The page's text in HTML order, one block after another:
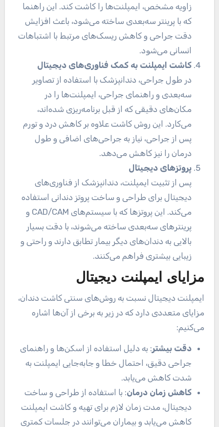
زاویه مشخص، ایمپلنت‌ها را کاشت کند. این راهنما
که با پرینتر سه‌بعدی ساخته می‌شود، باعث افزایش
دقت جراحی و کاهش ریسک‌های مرتبط با اشتباهات
انسانی می‌شود.
کاشت ایمپلنت به کمک فناوری‌های دیجیتال
در طول جراحی، دندانپزشک با استفاده از تصاویر
سه‌بعدی و راهنمای جراحی، ایمپلنت‌ها را در
مکان‌های دقیقی که از قبل برنامه‌ریزی شده‌اند،
می‌کارد. این روش کاشت علاوه بر کاهش درد و تورم
پس از جراحی، نیاز به جراحی‌های اضافی و طول
درمان را نیز کاهش می‌دهد.
پروتزهای دیجیتال
پس از تثبیت ایمپلنت، دندانپزشک از فناوری‌های
دیجیتال برای طراحی و ساخت پروتز دندانی استفاده
می‌کند. این پروتزها که با سیستم‌های CAD/CAM و
پرینترهای سه‌بعدی ساخته می‌شوند، با دقت بسیار
بالایی به دندان‌های دیگر بیمار تطابق دارند و راحتی و
زیبایی بیشتری فراهم می‌کنند.
مزایای ایمپلنت دیجیتال
ایمپلنت دیجیتال نسبت به روش‌های سنتی کاشت دندان،
مزایای متعددی دارد که در زیر به برخی از آن‌ها اشاره
می‌کنیم:
دقت بیشتر: به دلیل استفاده از اسکن‌ها و راهنمای
جراحی دقیق، احتمال خطا و جابه‌جایی ایمپلنت به
شدت کاهش می‌یابد.
کاهش زمان درمان: با استفاده از طراحی و ساخت
دیجیتال، مدت زمان لازم برای تهیه و کاشت ایمپلنت
کاهش می‌یابد و بیماران می‌توانند در جلسات کمتری